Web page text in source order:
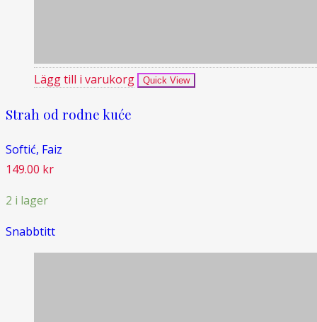
Lägg till i varukorg Quick View
Strah od rodne kuće
Softić, Faiz
149.00 kr
2 i lager
Snabbtitt